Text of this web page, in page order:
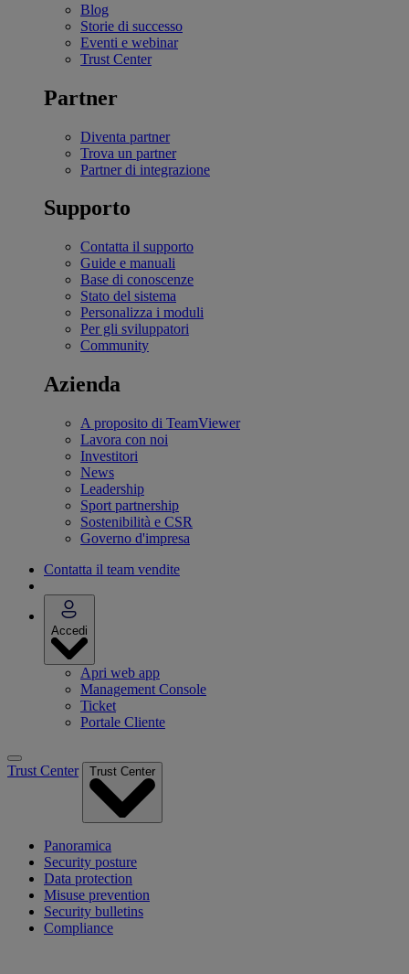
Blog
Storie di successo
Eventi e webinar
Trust Center
Partner
Diventa partner
Trova un partner
Partner di integrazione
Supporto
Contatta il supporto
Guide e manuali
Base di conoscenze
Stato del sistema
Personalizza i moduli
Per gli sviluppatori
Community
Azienda
A proposito di TeamViewer
Lavora con noi
Investitori
News
Leadership
Sport partnership
Sostenibilità e CSR
Governo d'impresa
Contatta il team vendite
Accedi
Apri web app
Management Console
Ticket
Portale Cliente
Trust Center Trust Center
Panoramica
Security posture
Data protection
Misuse prevention
Security bulletins
Compliance